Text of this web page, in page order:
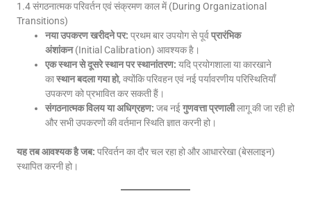
1.4 संगठनात्मक परिवर्तन एवं संक्रमण काल में (During Organizational
Transitions)
नया उपकरण खरीदने पर: प्रथम बार उपयोग से पूर्वप्रारंभिक
अंशांकन(Initial Calibration) आवश्यक है।
एक स्थान से दूसरे स्थान पर स्थानांतरण: यदि प्रयोगशाला या कारखाने
कास्थान बदला गया हो, क्योंकि परिवहन एवं नई पर्यावरणीय परिस्थितियाँ
उपकरण को प्रभावित कर सकती हैं।
संगठनात्मक विलय या अधिग्रहण: जब नईगुणवत्ता प्रणालीलागू की जा रही हो
और सभी उपकरणों की वर्तमान स्थिति ज्ञात करनी हो।
यह तब आवश्यक है जब: परिवर्तन का दौर चल रहा हो और आधाररेखा (बेसलाइन)
स्थापित करनी हो।